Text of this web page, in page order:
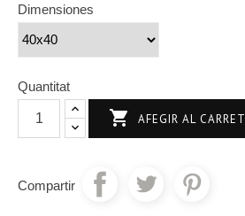
Dimensiones
Quantitat
 AFEGIR AL CARRET
Compartir